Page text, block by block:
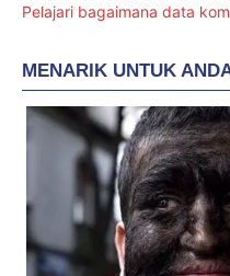
Pelajari bagaimana data